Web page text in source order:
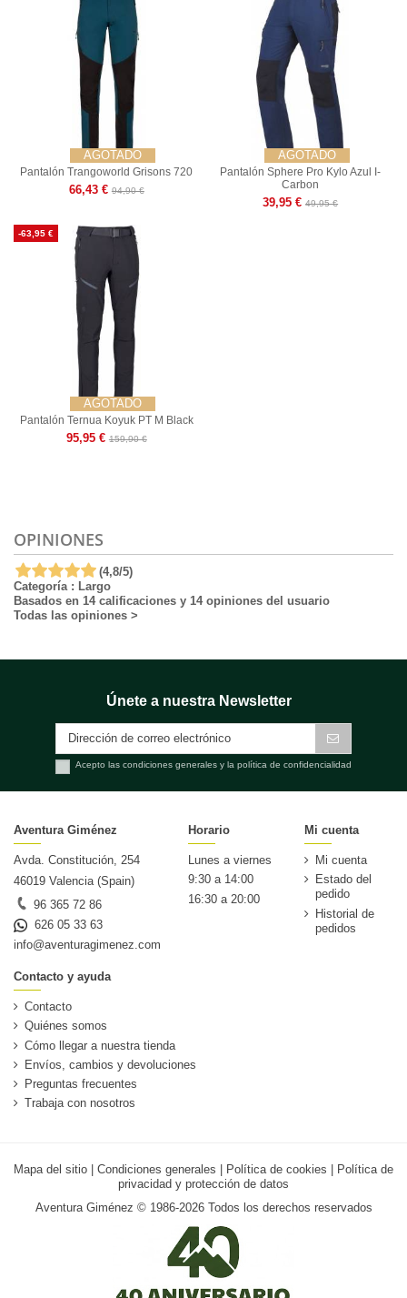
AGOTADO
Pantalón Trangoworld Grisons 720
66,43 € 94,90 €
AGOTADO
Pantalón Sphere Pro Kylo Azul I-
Carbon
39,95 € 49,95 €
AGOTADO
-63,95 €
Pantalón Ternua Koyuk PT M Black
95,95 € 159,90 €
OPINIONES
(4,8/5)
Categoría : Largo
Basados en 14calificaciones y 14opiniones del usuario
Todas las opiniones >
Únete a nuestra Newsletter
Acepto las condiciones generales y la política de confidencialidad
Aventura Giménez
Avda. Constitución, 254
46019 Valencia (Spain)
96 365 72 86
626 05 33 63
info@aventuragimenez.com
Horario
Lunes a viernes
9:30 a 14:00
16:30 a 20:00
Mi cuenta
Mi cuenta
Estado del
pedido
Historial de
pedidos
Contacto y ayuda
Contacto
Quiénes somos
Cómo llegar a nuestra tienda
Envíos, cambios y devoluciones
Preguntas frecuentes
Trabaja con nosotros
Mapa del sitio | Condiciones generales | Política de cookies | Política de
privacidad y protección de datos
Aventura Giménez © 1986-2026 Todos los derechos reservados